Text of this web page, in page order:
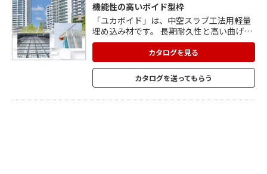
機能性の高いボイド型枠
「ユカボイド」は、中空スラブ工法用軽量
埋め込み材です。 長期耐久性と高い曲げ剛
性・優れた遮音性を実現しました。 遮音性
向上を目的とした遮音ボイド、 RC建築の天
敵である水の侵入対策に役立つ無垢ボイ
ド、 従来の一般用中空ボイドに雨天時の排
水を目的とした 脚付きタイプなど、多くの
カタログを見る
カタログを送ってもらう